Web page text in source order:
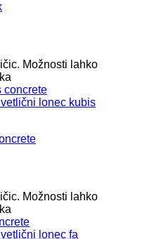
Možnosti lahko
Možnosti lahko